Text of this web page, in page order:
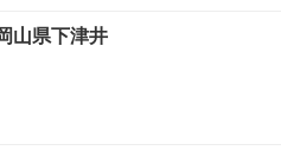
山県下津井